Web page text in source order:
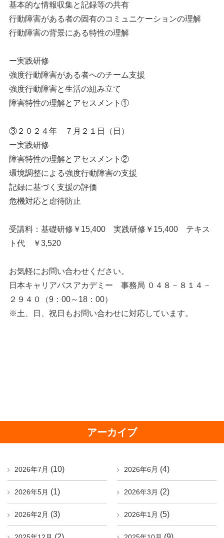
基本的な情報収集と記録等の共有
行動障害がある者の固有のコミュニケーションの理解
行動障害の背景にある特性の理解
ー実践研修
強度行動障害がある者へのチーム支援
強度行動障害と生活の組み立て
障害特性の理解とアセスメント①
③２０２４年 ７月２１日（日）
ー実践研修
障害特性の理解とアセスメント②
環境調整による強度行動障害の支援
記録に基づく支援の評価
危機対応と虐待防止
受講料：基礎研修￥15,400 実践研修￥15,400 テキス
ト代 ￥3,520
お気軽にお問い合わせください。
日本キャリアパスアカデミー 事務局 ０４８－８１４－
２９４０（9：00～18：00）
※土、日、祝日もお問い合わせに対応しています。
アーカイブ
2026年7月 (10) 2026年6月 (4)
2026年5月 (1) 2026年3月 (2)
2026年2月 (3) 2026年1月 (5)